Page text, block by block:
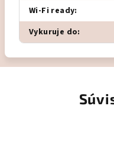
Wi-Fi ready:
Vykuruje do: